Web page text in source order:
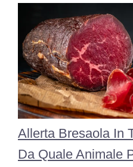
Allerta Bresaola In
Da Quale Animale